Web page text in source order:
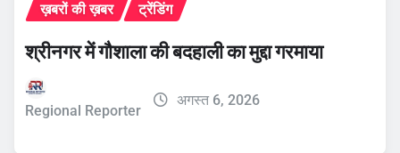
ख़बरों की ख़बर ट्रेंडिंग
श्रीनगर में गौशाला की बदहाली का मुद्दा गरमाया
Regional Reporter
अगस्त 6, 2026